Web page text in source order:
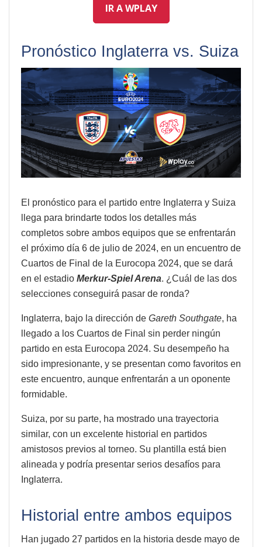
IR A WPLAY
Pronóstico Inglaterra vs. Suiza
El pronóstico para el partido entre Inglaterra y Suiza
llega para brindarte todos los detalles más
completos sobre ambos equipos que se enfrentarán
el próximo día 6 de julio de 2024, en un encuentro de
Cuartos de Final de la Eurocopa 2024, que se dará
en el estadio Merkur-Spiel Arena. ¿Cuál de las dos
selecciones conseguirá pasar de ronda?
Inglaterra, bajo la dirección de Gareth Southgate, ha
llegado a los Cuartos de Final sin perder ningún
partido en esta Eurocopa 2024. Su desempeño ha
sido impresionante, y se presentan como favoritos en
este encuentro, aunque enfrentarán a un oponente
formidable.
Suiza, por su parte, ha mostrado una trayectoria
similar, con un excelente historial en partidos
amistosos previos al torneo. Su plantilla está bien
alineada y podría presentar serios desafíos para
Inglaterra.
Historial entre ambos equipos
Han jugado 27 partidos en la historia desde mayo de